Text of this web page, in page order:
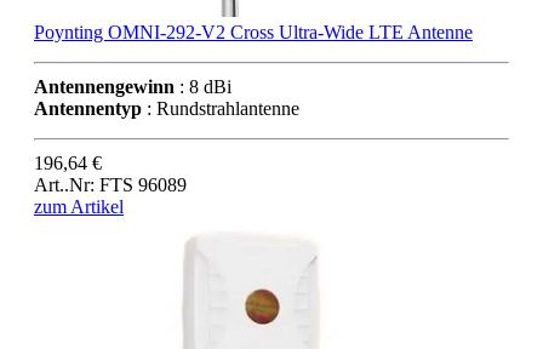
Poynting OMNI-292-V2 Cross Ultra-Wide LTE Antenne
Antennengewinn : 8 dBi
Antennentyp : Rundstrahlantenne
196,64 €
Art..Nr: FTS 96089
zum Artikel